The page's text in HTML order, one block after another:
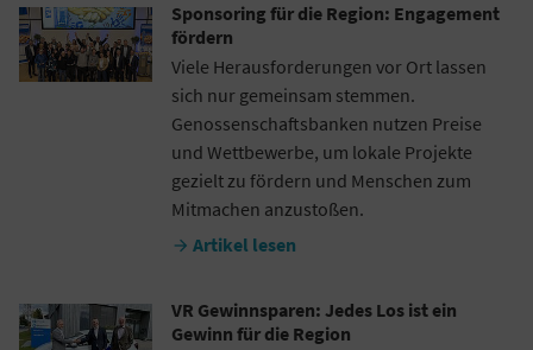
Sponsoring für die Region: Engagement
fördern
Viele Herausforderungen vor Ort lassen
sich nur gemeinsam stemmen.
Genossenschaftsbanken nutzen Preise
und Wettbewerbe, um lokale Projekte
gezielt zu fördern und Menschen zum
Mitmachen anzustoßen.
 Artikel lesen
VR Gewinnsparen: Jedes Los ist ein
Gewinn für die Region